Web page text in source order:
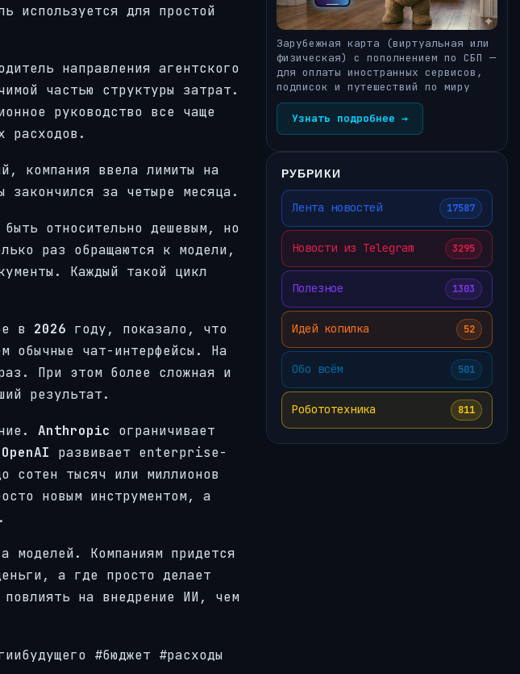
используется для простой
направления агентского
частью структуры затрат.
руководство все чаще
расходов.
компания ввела лимиты на
закончился за четыре месяца.
относительно дешевым, но
раз обращаются к модели,
Каждый такой цикл
в 2026 году, показало, что
обычные чат-интерфейсы. На
При этом более сложная и
результат.
Anthropic ограничивает
OpenAI развивает enterprise-
сотен тысяч или миллионов
новым инструментом, а
моделей. Компаниям придется
а где просто делает
на внедрение ИИ, чем
#бюджет #расходы
Зарубежная карта (виртуальная или
физическая) с пополнением по СБП —
для оплаты иностранных сервисов,
подписок и путешествий по миру
Узнать подробнее →
РУБРИКИ
Лента новостей 17587
Новости из Telegram 3295
Полезное 1303
Идей копилка 52
Обо всём 501
Робототехника 811